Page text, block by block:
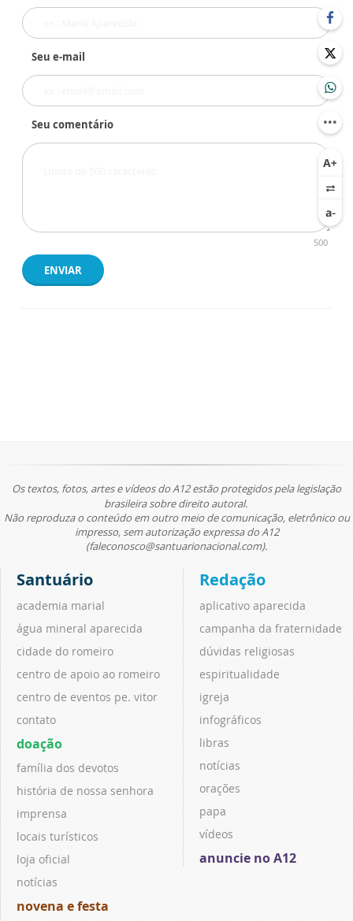
Seu e-mail
Seu comentário
500
ENVIAR
Os textos, fotos, artes e vídeos do A12 estão protegidos pela legislação
brasileira sobre direito autoral.
Não reproduza o conteúdo em outro meio de comunicação, eletrônico ou
impresso, sem autorização expressa do A12
(faleconosco@santuarionacional.com).
Santuário
academia marial
água mineral aparecida
cidade do romeiro
centro de apoio ao romeiro
centro de eventos pe. vitor
contato
doação
família dos devotos
história de nossa senhora
imprensa
locais turísticos
loja oficial
notícias
novena e festa
Redação
aplicativo aparecida
campanha da fraternidade
dúvidas religiosas
espiritualidade
igreja
infográficos
libras
notícias
orações
papa
vídeos
anuncie no A12